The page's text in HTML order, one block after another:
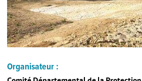
Organisateur :